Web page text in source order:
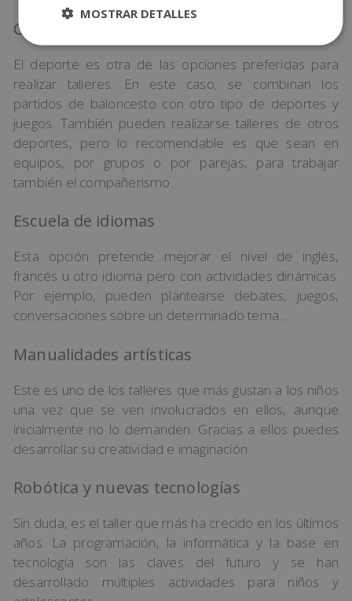
Campus de baloncesto
El deporte es otra de las opciones preferidas para
realizar talleres. En este caso, se combinan los
partidos de baloncesto con otro tipo de deportes y
juegos. También pueden realizarse talleres de otros
deportes, pero lo recomendable es que sean en
equipos, por grupos o por parejas, para trabajar
también el compañerismo.
Escuela de idiomas
Esta opción pretende mejorar el nivel de inglés,
francés u otro idioma pero con actividades dinámicas.
Por ejemplo, pueden plantearse debates, juegos,
conversaciones sobre un determinado tema…
Manualidades artísticas
Este es uno de los talleres que más gustan a los niños
una vez que se ven involucrados en ellos, aunque
inicialmente no lo demanden. Gracias a ellos puedes
desarrollar su creatividad e imaginación.
Robótica y nuevas tecnologías
Sin duda, es el taller que más ha crecido en los últimos
años. La programación, la informática y la base en
tecnología son las claves del futuro y se han
desarrollado múltiples actividades para niños y
MOSTRAR DETALLES